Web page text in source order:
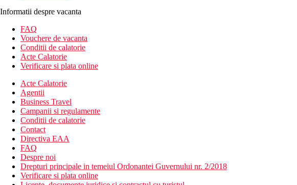
Informatii despre vacanta
FAQ
Vouchere de vacanta
Conditii de calatorie
Acte Calatorie
Verificare si plata online
Acte Calatorie
Agentii
Business Travel
Campanii si regulamente
Conditii de calatorie
Contact
Directiva EAA
FAQ
Despre noi
Drepturi principale in temeiul Ordonantei Guvernului nr. 2/2018
Verificare si plata online